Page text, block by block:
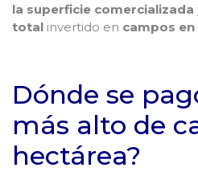
la superficie comercializada
total invertido en campos en
Dónde se
más alto de
hectárea?